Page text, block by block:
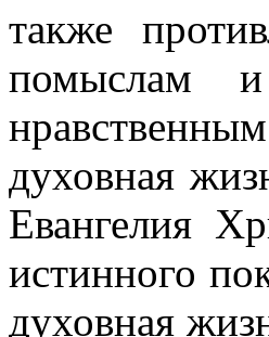
также
помыслам
духовная
Евангелия
истинного
духовная